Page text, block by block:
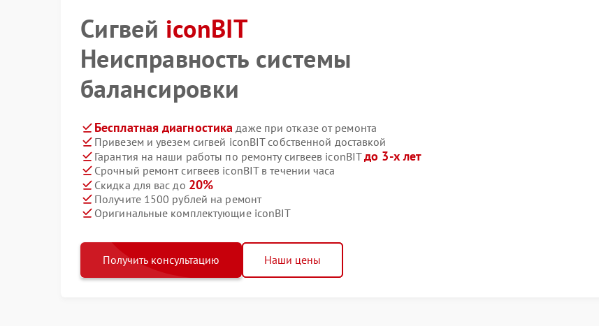
Сигвей iconBIT
Неисправность системы
балансировки
Бесплатная диагностика даже при отказе от ремонта
Привезем и увезем сигвей iconBIT собственной доставкой
Гарантия на наши работы по ремонту сигвеев iconBITдо 3-х лет
Срочный ремонт сигвеев iconBIT в течении часа
Скидка для вас до 20%
Получите 1500 рублей на ремонт
Оригинальные комплектующие iconBIT
Получить консультацию Наши цены